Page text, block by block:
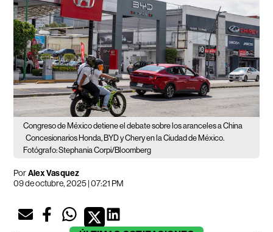
Congreso de México detiene el debate sobre los aranceles a China
Concesionarios Honda, BYD y Chery en la Ciudad de México.
Fotógrafo: Stephania Corpi/Bloomberg
PorAlex Vasquez
09 de octubre, 2025 | 07:21 PM